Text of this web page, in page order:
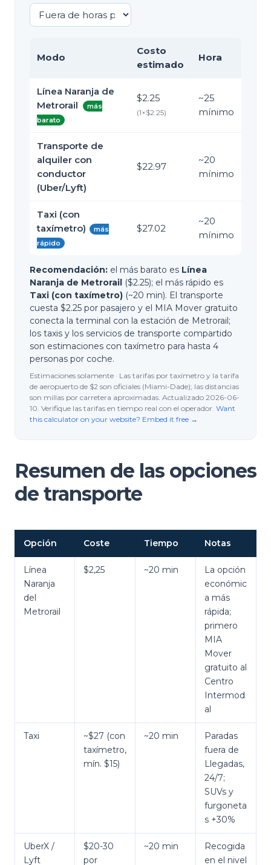
Modo
Costo
estimado
Hora
Línea Naranja de
Metrorail
más
barato
$2.25
(1×$2.25)
~25
mínimo
Transporte de
alquiler con
conductor
(Uber/Lyft)
$22.97
~20
mínimo
Taxi (con
taxímetro)
más
rápido
$27.02
~20
mínimo
Recomendación: el más barato es Línea
Naranja de Metrorail ($2.25); el más rápido es
Taxi (con taxímetro) (~20 min). El transporte
cuesta $2.25 por pasajero y el MIA Mover gratuito
conecta la terminal con la estación de Metrorail;
los taxis y los servicios de transporte compartido
son estimaciones con taxímetro para hasta 4
personas por coche.
Estimaciones solamente · Las tarifas por taxímetro y la tarifa
de aeropuerto de $2 son oficiales (Miami-Dade); las distancias
son millas por carretera aproximadas. Actualizado 2026-06-
10. Verifique las tarifas en tiempo real con el operador. Want
this calculator on your website? Embed it free →
Resumen de las opciones
de transporte
Opción Coste Tiempo Notas
Línea
Naranja
del
Metrorail
$2,25 ~20 min
La opción
económic
a más
rápida;
primero
MIA
Mover
gratuito al
Centro
Intermod
al
Taxi
~$27 (con
taxímetro,
mín. $15)
~20 min
Paradas
fuera de
Llegadas,
24/7;
SUVs y
furgoneta
s +30%
UberX /
Lyft
$20-30
por
~20 min
Recogida
en el nivel